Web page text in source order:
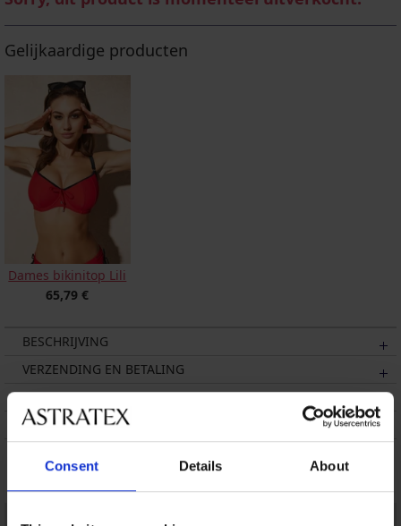
Consent Details About
Gelijkaardige producten
Dames bikinitop Lili
65,79 €
BESCHRIJVING
VERZENDING EN BETALING
RUILEN
ONDERHOUD EN WASSEN
Misschien vindt u dit ook leuk